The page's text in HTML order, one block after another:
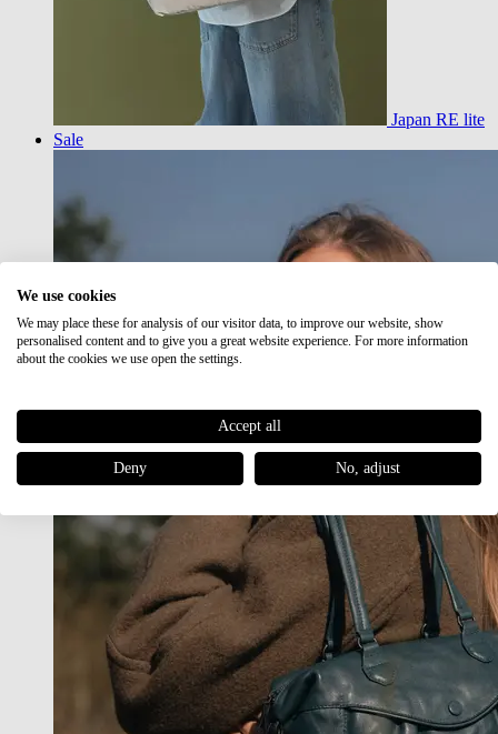
Japan RE lite
Sale
We use cookies
We may place these for analysis of our visitor data, to improve our website, show
personalised content and to give you a great website experience. For more information
about the cookies we use open the settings.
Accept all
Deny No, adjust